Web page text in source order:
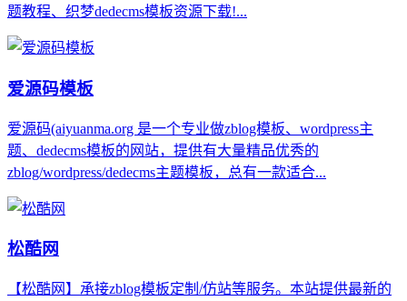
题教程、织梦dedecms模板资源下载!...
爱源码模板
爱源码(aiyuanma.org 是一个专业做zblog模板、wordpress主
题、dedecms模板的网站，提供有大量精品优秀的
zblog/wordpress/dedecms主题模板，总有一款适合...
松酷网
【松酷网】承接zblog模板定制/仿站等服务。本站提供最新的